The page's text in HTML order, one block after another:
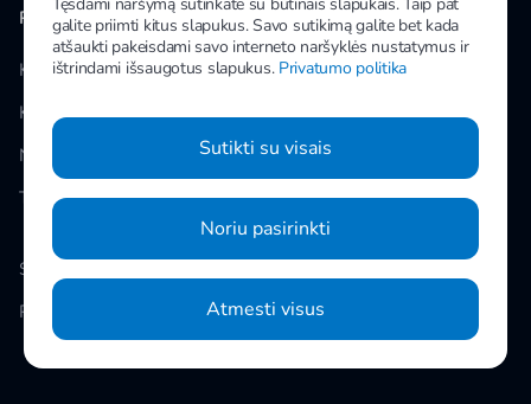
PAPILDOMA INFORMACIJA
Klubai
Kainos
Naujienos
Taisyklės
MANO IMPULS
Facebook
Instagram
Slapukų nustatymai
Privatumo politika
galite priimti kitus slapukus. Savo sutikimą galite bet kada
atšaukti pakeisdami savo interneto naršyklės nustatymus ir
ištrindami išsaugotus slapukus. Privatumo politika
Sutikti su visais
Noriu pasirinkti
Atmesti visus